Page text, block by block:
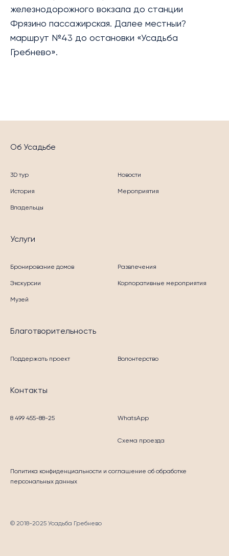
железнодорожного вокзала до станции
Фрязино пассажирская. Далее местныи?
маршрут №43 до остановки «Усадьба
Гребнево».
Об Усадьбе
3D тур
История
Владельцы
Новости
Мероприятия
Услуги
Бронирование домов
Экскурсии
Музей
Развлечения
Корпоративные мероприятия
Благотворительность
Поддержать проект Волонтерство
Контакты
8 499 455-88-25 WhatsApp
Схема проезда
Политика конфиденциальности и соглашение об обработке
персональных данных
© 2018-2025 Усадьба Гребнево